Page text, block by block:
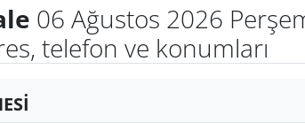
06 Ağustos 2026
telefon ve konumları